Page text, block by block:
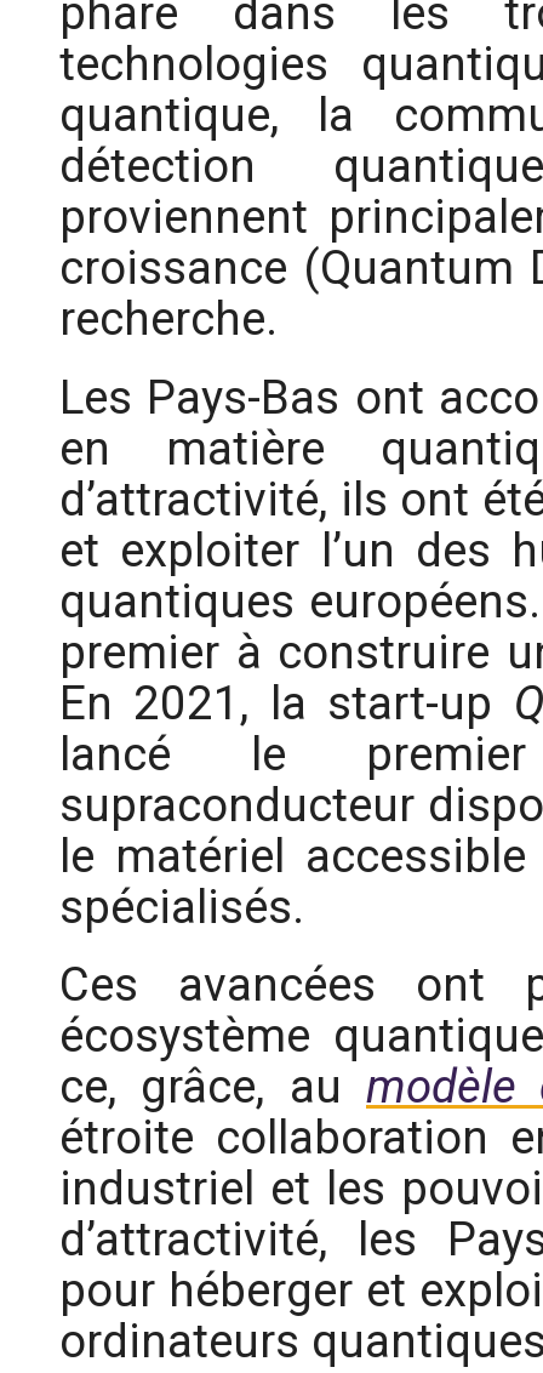
phare dans les
technologies
quantique, la
détection
proviennent
croissance (Quantum
recherche.
Les Pays-Bas ont
en matière
d’attractivité, ils ont
et exploiter l’un des
quantiques
premier à construire
En 2021, la start-up
lancé le premier
supraconducteur
le matériel
spécialisés.
Ces avancées ont
écosystème
ce, grâce, au modèle
étroite collaboration
industriel et les
d’attractivité, les
pour héberger et
ordinateurs